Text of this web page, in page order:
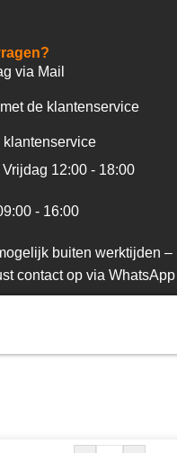
via Mail
de klantenservice
klantenservice
12:00 - 18:00
- 16:00
buiten werktijden –
contact op via WhatsApp